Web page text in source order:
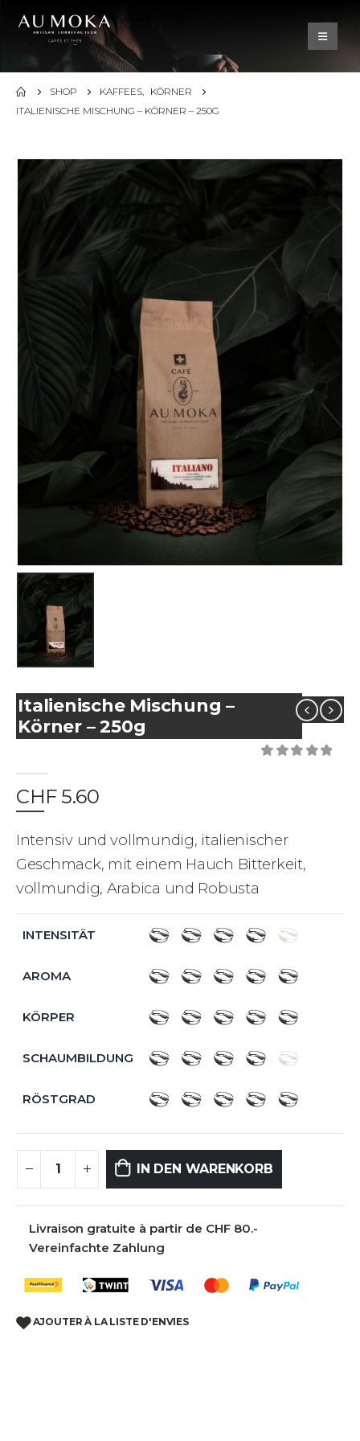
SHOP KAFFEES, KÖRNER
ITALIENISCHE MISCHUNG – KÖRNER – 250G
Italienische Mischung –
Körner – 250g
CHF5.60
Intensiv und vollmundig, italienischer
Geschmack, mit einem Hauch Bitterkeit,
vollmundig, Arabica und Robusta
INTENSITÄT
AROMA
KÖRPER
SCHAUMBILDUNG
RÖSTGRAD
IN DEN WARENKORB
Livraison gratuite à partir de CHF 80.-
Vereinfachte Zahlung
AJOUTER À LA LISTE D'ENVIES